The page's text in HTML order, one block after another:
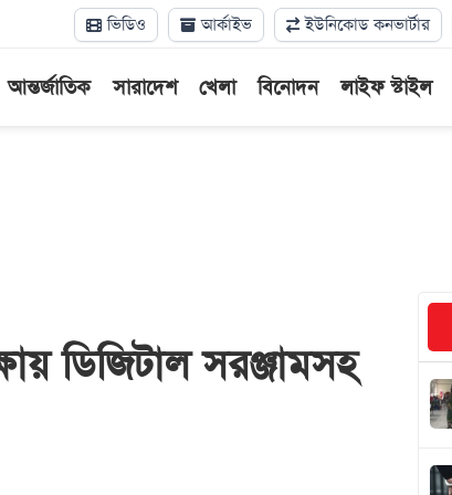
ভিডিও আর্কাইভ ইউনিকোড কনভার্টার
আন্তর্জাতিক সারাদেশ খেলা বিনোদন লাইফ স্টাইল
ডিজিটাল সরঞ্জামসহ